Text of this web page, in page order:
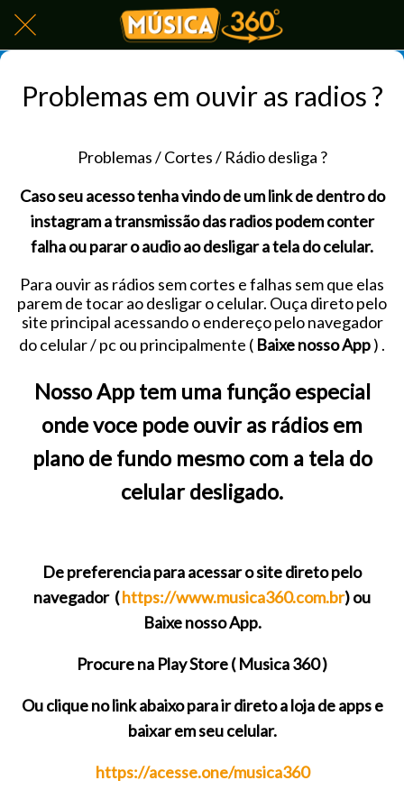
Problemas em ouvir as radios ?
Problemas / Cortes / Rádio desliga ?
Caso seu acesso tenha vindo de um link de dentro do
instagram a transmissão das radios podem conter
falha ou parar o audio ao desligar a tela do celular.
Para ouvir as rádios sem cortes e falhas sem que elas
parem de tocar ao desligar o celular. Ouça direto pelo
site principal acessando o endereço pelo navegador
do celular / pc ou principalmente ( Baixe nosso App) .
Nosso App tem uma função especial
onde voce pode ouvir as rádios em
plano de fundo mesmo com a tela do
celular desligado.
De preferencia para acessar o site direto pelo
navegador (https://www.musica360.com.br) ou
Baixe nosso App.
Procure na Play Store ( Musica 360 )
Ou clique no link abaixo para ir direto a loja de apps e
baixar em seu celular.
https://acesse.one/musica360